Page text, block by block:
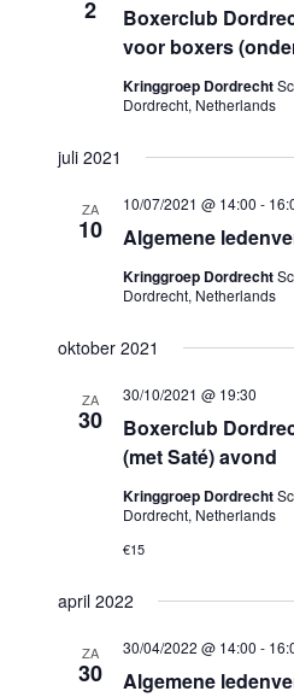
2
Boxerclub
voor boxers
Kringgroep Dordrecht
Dordrecht, Netherlands
juli 2021
ZA
10 Algemene
10/07/2021 @ 14:00 -
Kringgroep Dordrecht
Dordrecht, Netherlands
oktober 2021
ZA
30
Boxerclub
(met Saté) avond
30/10/2021 @ 19:30
Kringgroep Dordrecht
Dordrecht, Netherlands
€15
april 2022
ZA
30 Algemene
30/04/2022 @ 14:00 -